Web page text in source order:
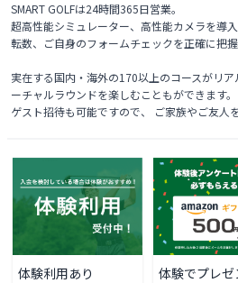
SMART GOLFは24時間365日営業。
超高性能シミュレーター、高性能カメラを導
転数、ご自身のフォームチェックを正確に把握
実在する国内・海外の170以上のコースがリ
ーチャルラウンドを楽しむこともができます。
体験利用あり 体験でプレゼ